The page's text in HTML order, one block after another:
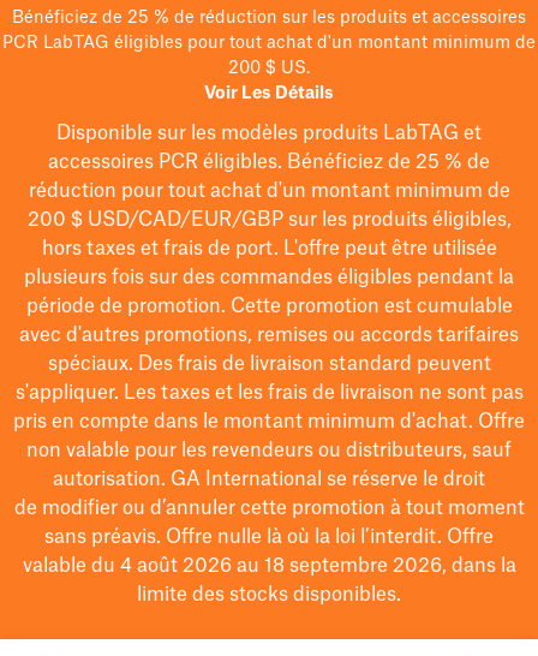
Bénéficiez de 25 % de réduction sur les produits et accessoires
PCR LabTAG éligibles pour tout achat d'un montant minimum de
200 $ US.
Voir Les Détails
Disponible sur les modèles produits LabTAG et
accessoires PCR éligibles. Bénéficiez de 25 % de
réduction pour tout achat d'un montant minimum de
200 $USD/CAD/EUR/GBPsur les produits éligibles,
hors taxes et frais de port. L'offre peut être utilisée
plusieurs fois sur des commandes éligibles pendant la
période de promotion. Cette promotion est cumulable
avec d'autres promotions, remises ou accords tarifaires
spéciaux. Des frais de livraison standard peuvent
s'appliquer. Les taxes et les frais de livraison ne sont pas
pris en compte dans le montant minimum d'achat. Offre
non valable pour les revendeurs ou distributeurs, sauf
autorisation. GA International se réserve le droit
de modifierou d’annuler cette promotion à tout moment
sans préavis. Offre nulle là où la loi l’interdit. Offre
valable du 4 août 2026 au 18 septembre 2026, dans la
limite des stocks disponibles.